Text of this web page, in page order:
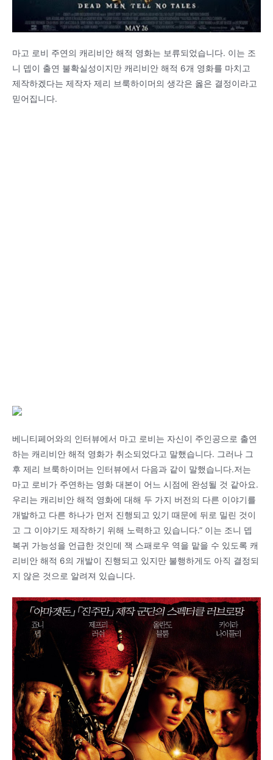
마고 로비 주연의 캐리비안 해적 영화는 보류되었습니다. 이는 조
니 뎁이 출연 불확실성이지만 캐리비안 해적 6개 영화를 마치고
제작하겠다는 제작자 제리 브룩하이머의 생각은 옳은 결정이라고
믿어집니다.
베니티페어와의 인터뷰에서 마고 로비는 자신이 주인공으로 출연
하는 캐리비안 해적 영화가 취소되었다고 말했습니다. 그러나 그
후 제리 브룩하이머는 인터뷰에서 다음과 같이 말했습니다.저는
마고 로비가 주연하는 영화 대본이 어느 시점에 완성될 것 같아요.
우리는 캐리비안 해적 영화에 대해 두 가지 버전의 다른 이야기를
개발하고 다른 하나가 먼저 진행되고 있기 때문에 뒤로 밀린 것이
고 그 이야기도 제작하기 위해 노력하고 있습니다.” 이는 조니 뎁
복귀 가능성을 언급한 것인데 잭 스패로우 역을 맡을 수 있도록 캐
리비안 해적 6의 개발이 진행되고 있지만 불행하게도 아직 결정되
지 않은 것으로 알려져 있습니다.